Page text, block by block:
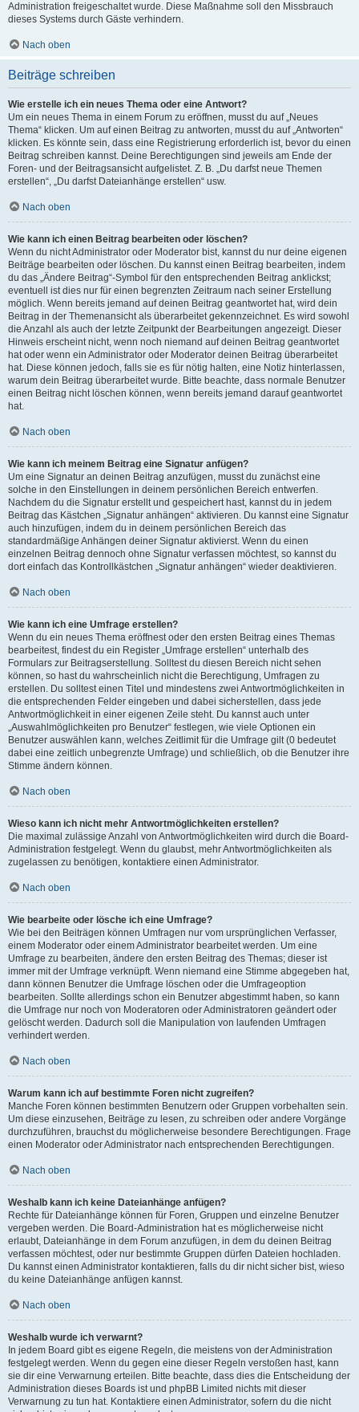
Administration freigeschaltet wurde. Diese Maßnahme soll den Missbrauch
dieses Systems durch Gäste verhindern.
Nach oben
Beiträge schreiben
Wie erstelle ich ein neues Thema oder eine Antwort?
Um ein neues Thema in einem Forum zu eröffnen, musst du auf „Neues
Thema“ klicken. Um auf einen Beitrag zu antworten, musst du auf „Antworten“
klicken. Es könnte sein, dass eine Registrierung erforderlich ist, bevor du einen
Beitrag schreiben kannst. Deine Berechtigungen sind jeweils am Ende der
Foren- und der Beitragsansicht aufgelistet. Z. B. „Du darfst neue Themen
erstellen“, „Du darfst Dateianhänge erstellen“ usw.
Nach oben
Wie kann ich einen Beitrag bearbeiten oder löschen?
Wenn du nicht Administrator oder Moderator bist, kannst du nur deine eigenen
Beiträge bearbeiten oder löschen. Du kannst einen Beitrag bearbeiten, indem
du das „Ändere Beitrag“-Symbol für den entsprechenden Beitrag anklickst;
eventuell ist dies nur für einen begrenzten Zeitraum nach seiner Erstellung
möglich. Wenn bereits jemand auf deinen Beitrag geantwortet hat, wird dein
Beitrag in der Themenansicht als überarbeitet gekennzeichnet. Es wird sowohl
die Anzahl als auch der letzte Zeitpunkt der Bearbeitungen angezeigt. Dieser
Hinweis erscheint nicht, wenn noch niemand auf deinen Beitrag geantwortet
hat oder wenn ein Administrator oder Moderator deinen Beitrag überarbeitet
hat. Diese können jedoch, falls sie es für nötig halten, eine Notiz hinterlassen,
warum dein Beitrag überarbeitet wurde. Bitte beachte, dass normale Benutzer
einen Beitrag nicht löschen können, wenn bereits jemand darauf geantwortet
hat.
Nach oben
Wie kann ich meinem Beitrag eine Signatur anfügen?
Um eine Signatur an deinen Beitrag anzufügen, musst du zunächst eine
solche in den Einstellungen in deinem persönlichen Bereich entwerfen.
Nachdem du die Signatur erstellt und gespeichert hast, kannst du in jedem
Beitrag das Kästchen „Signatur anhängen“ aktivieren. Du kannst eine Signatur
auch hinzufügen, indem du in deinem persönlichen Bereich das
standardmäßige Anhängen deiner Signatur aktivierst. Wenn du einen
einzelnen Beitrag dennoch ohne Signatur verfassen möchtest, so kannst du
dort einfach das Kontrollkästchen „Signatur anhängen“ wieder deaktivieren.
Nach oben
Wie kann ich eine Umfrage erstellen?
Wenn du ein neues Thema eröffnest oder den ersten Beitrag eines Themas
bearbeitest, findest du ein Register „Umfrage erstellen“ unterhalb des
Formulars zur Beitragserstellung. Solltest du diesen Bereich nicht sehen
können, so hast du wahrscheinlich nicht die Berechtigung, Umfragen zu
erstellen. Du solltest einen Titel und mindestens zwei Antwortmöglichkeiten in
die entsprechenden Felder eingeben und dabei sicherstellen, dass jede
Antwortmöglichkeit in einer eigenen Zeile steht. Du kannst auch unter
„Auswahlmöglichkeiten pro Benutzer“ festlegen, wie viele Optionen ein
Benutzer auswählen kann, welches Zeitlimit für die Umfrage gilt (0 bedeutet
dabei eine zeitlich unbegrenzte Umfrage) und schließlich, ob die Benutzer ihre
Stimme ändern können.
Nach oben
Wieso kann ich nicht mehr Antwortmöglichkeiten erstellen?
Die maximal zulässige Anzahl von Antwortmöglichkeiten wird durch die Board-
Administration festgelegt. Wenn du glaubst, mehr Antwortmöglichkeiten als
zugelassen zu benötigen, kontaktiere einen Administrator.
Nach oben
Wie bearbeite oder lösche ich eine Umfrage?
Wie bei den Beiträgen können Umfragen nur vom ursprünglichen Verfasser,
einem Moderator oder einem Administrator bearbeitet werden. Um eine
Umfrage zu bearbeiten, ändere den ersten Beitrag des Themas; dieser ist
immer mit der Umfrage verknüpft. Wenn niemand eine Stimme abgegeben hat,
dann können Benutzer die Umfrage löschen oder die Umfrageoption
bearbeiten. Sollte allerdings schon ein Benutzer abgestimmt haben, so kann
die Umfrage nur noch von Moderatoren oder Administratoren geändert oder
gelöscht werden. Dadurch soll die Manipulation von laufenden Umfragen
verhindert werden.
Nach oben
Warum kann ich auf bestimmte Foren nicht zugreifen?
Manche Foren können bestimmten Benutzern oder Gruppen vorbehalten sein.
Um diese einzusehen, Beiträge zu lesen, zu schreiben oder andere Vorgänge
durchzuführen, brauchst du möglicherweise besondere Berechtigungen. Frage
einen Moderator oder Administrator nach entsprechenden Berechtigungen.
Nach oben
Weshalb kann ich keine Dateianhänge anfügen?
Rechte für Dateianhänge können für Foren, Gruppen und einzelne Benutzer
vergeben werden. Die Board-Administration hat es möglicherweise nicht
erlaubt, Dateianhänge in dem Forum anzufügen, in dem du deinen Beitrag
verfassen möchtest, oder nur bestimmte Gruppen dürfen Dateien hochladen.
Du kannst einen Administrator kontaktieren, falls du dir nicht sicher bist, wieso
du keine Dateianhänge anfügen kannst.
Nach oben
Weshalb wurde ich verwarnt?
In jedem Board gibt es eigene Regeln, die meistens von der Administration
festgelegt werden. Wenn du gegen eine dieser Regeln verstoßen hast, kann
sie dir eine Verwarnung erteilen. Bitte beachte, dass dies die Entscheidung der
Administration dieses Boards ist und phpBB Limited nichts mit dieser
Verwarnung zu tun hat. Kontaktiere einen Administrator, sofern du die nicht